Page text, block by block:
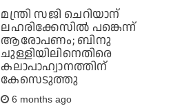
മന്ത്രി സജി ചെറിയാന്
ലഹരിക്കേസില്‍ പങ്കെന്ന്
ആരോപണം; ബിനു
ചുള്ളിയിലിനെതിരെ
കലാപാഹ്വാനത്തിന്
കേസെടുത്തു
6 months ago